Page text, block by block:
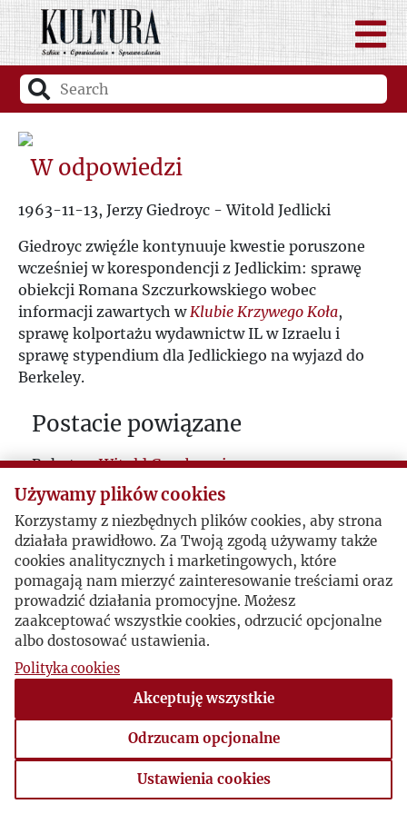
W odpowiedzi
1963-11-13, Jerzy Giedroyc - Witold Jedlicki
Giedroyc zwięźle kontynuuje kwestie poruszone
wcześniej w korespondencji z Jedlickim: sprawę
obiekcji Romana Szczurkowskiego wobec
informacji zawartych w Klubie Krzywego Koła,
sprawę kolportażu wydawnictw IL w Izraelu i
sprawę stypendium dla Jedlickiego na wyjazd do
Berkeley.
Postacie powiązane
Bohater:Witold Gombrowicz
Bohater:
Zbigniew Brzeziński
Bohater: Roman Szczurkowski
Używamy plików cookies
Korzystamy z niezbędnych plików cookies, aby strona
działała prawidłowo. Za Twoją zgodą używamy także
cookies analitycznych i marketingowych, które
pomagają nam mierzyć zainteresowanie treściami oraz
prowadzić działania promocyjne. Możesz
zaakceptować wszystkie cookies, odrzucić opcjonalne
albo dostosować ustawienia.
Polityka cookies
Akceptuję wszystkie
Odrzucam opcjonalne
Ustawienia cookies
Ustawienia cookies